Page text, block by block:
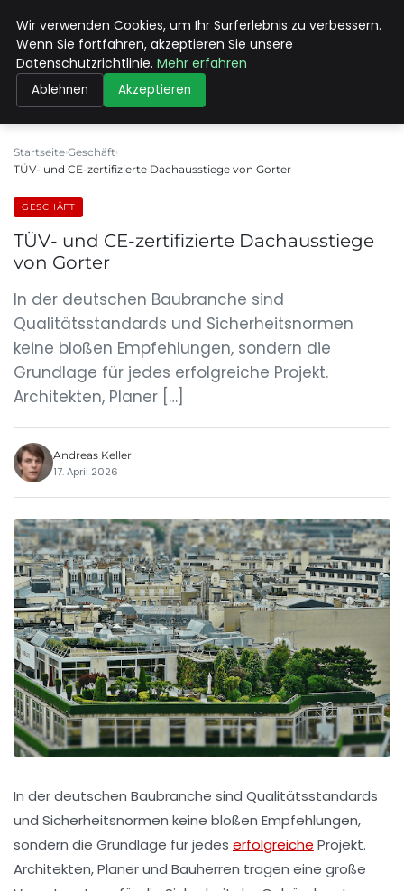
MAX NEUKIRCHNER
Startseite Geschäft
TÜV- und CE-zertifizierte Dachausstiege von Gorter
GESCHÄFT
TÜV- und CE-zertifizierte Dachausstiege
von Gorter
In der deutschen Baubranche sind
Qualitätsstandards und Sicherheitsnormen
keine bloßen Empfehlungen, sondern die
Grundlage für jedes erfolgreiche Projekt.
Architekten, Planer […]
Andreas Keller
17. April 2026
In der deutschen Baubranche sind Qualitätsstandards
und Sicherheitsnormen keine bloßen Empfehlungen,
sondern die Grundlage für jedes erfolgreiche Projekt.
Architekten, Planer und Bauherren tragen eine große
Wir verwenden Cookies, um Ihr Surferlebnis zu verbessern.
Wenn Sie fortfahren, akzeptieren Sie unsere
Datenschutzrichtlinie. Mehr erfahren
Ablehnen Akzeptieren